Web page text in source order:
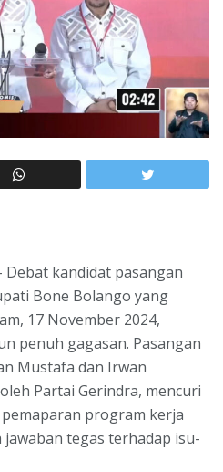
Debat kandidat pasangan
Bone Bolango yang
17 November 2024,
penuh gagasan. Pasangan
Mustafa dan Irwan
Partai Gerindra, mencuri
program kerja
tegas terhadap isu-